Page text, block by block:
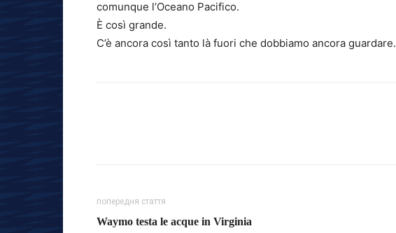
comunque l’Oceano Pacifico.
È così grande.
C’è ancora così tanto là fuori che dobbiamo ancora guardare.
попередня стаття
Waymo testa le acque in Virginia